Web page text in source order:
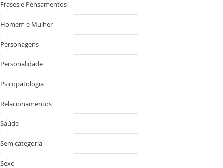
Frases e Pensamentos
Homem e Mulher
Personagens
Personalidade
Psicopatologia
Relacionamentos
Saúde
Sem categoria
Sexo